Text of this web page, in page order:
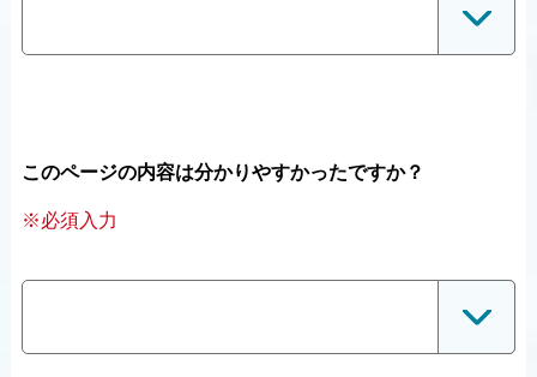
このページの内容は分かりやすかったですか？
※必須入力